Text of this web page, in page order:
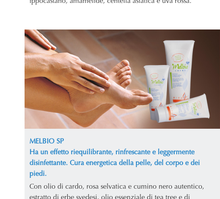
ippocastano, amamelide, centella asiatica e uva rossa.
MELBIO SP
Ha un effetto riequilibrante, rinfrescante e leggermente
disinfettante. Cura energetica della pelle, del corpo e dei
piedi.
Con olio di cardo, rosa selvatica e cumino nero autentico,